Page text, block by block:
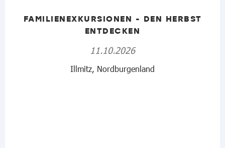
FAMILIENEXKURSIONEN - DEN HERBST
ENTDECKEN
11.10.2026
Illmitz, Nordburgenland